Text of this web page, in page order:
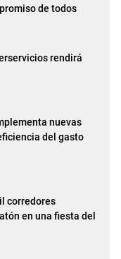
de todos
rendirá
nuevas
del gasto
corredores
en una fiesta del